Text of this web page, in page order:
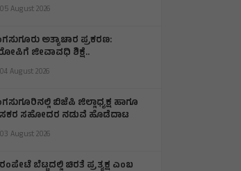
05 August 2026
ಅತ್ಯಾಚಾರ ಪ್ರಕರಣ:
ಜೀವಾವಧಿ ಶಿಕ್ಷೆ..
04 August 2026
ಬಿಜೆಪಿ ಜಿಲ್ಲಾಧ್ಯಕ್ಷ ಹಾಗೂ
ಸಹೋದರ ನಡುವೆ ಹೊಡೆದಾಟ
03 August 2026
ಬೆಟ್ಟದಲ್ಲಿ ಚಿರತೆ ಪ್ರತ್ಯಕ್ಷ ಎಂಬ